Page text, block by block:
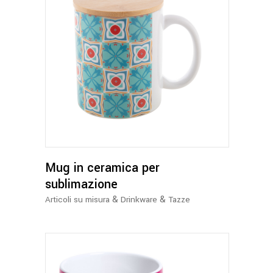
Mug in ceramica per
sublimazione
Articoli su misura & Drinkware & Tazze